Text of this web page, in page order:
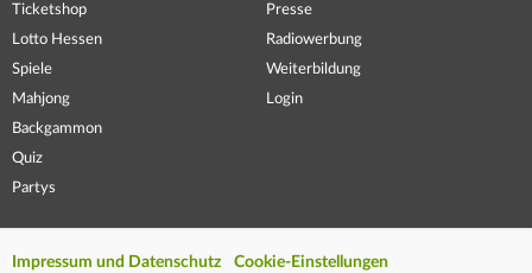
Ticketshop
Lotto Hessen
Spiele
Mahjong
Backgammon
Quiz
Partys
Presse
Radiowerbung
Weiterbildung
Login
Impressum und Datenschutz Cookie-Einstellungen